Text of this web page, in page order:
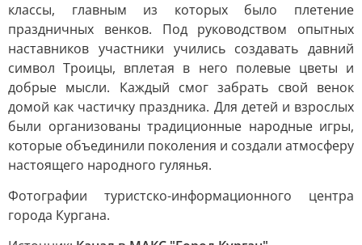
классы, главным из которых было плетение
праздничных венков. Под руководством опытных
наставников участники учились создавать давний
символ Троицы, вплетая в него полевые цветы и
добрые мысли. Каждый смог забрать свой венок
домой как частичку праздника. Для детей и взрослых
были организованы традиционные народные игры,
которые объединили поколения и создали атмосферу
настоящего народного гулянья.
Фотографии туристско-информационного центра
города Кургана.